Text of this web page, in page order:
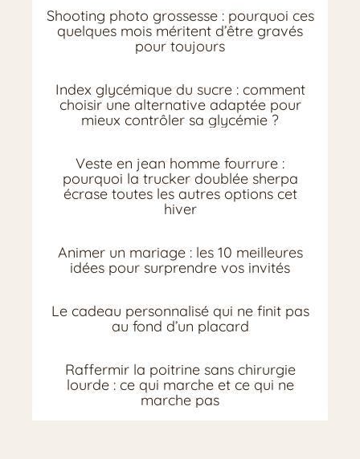
Shooting photo grossesse : pourquoi ces
quelques mois méritent d’être gravés
pour toujours
Index glycémique du sucre : comment
choisir une alternative adaptée pour
mieux contrôler sa glycémie ?
Veste en jean homme fourrure :
pourquoi la trucker doublée sherpa
écrase toutes les autres options cet
hiver
Animer un mariage : les 10 meilleures
idées pour surprendre vos invités
Le cadeau personnalisé qui ne finit pas
au fond d’un placard
Raffermir la poitrine sans chirurgie
lourde : ce qui marche et ce qui ne
marche pas